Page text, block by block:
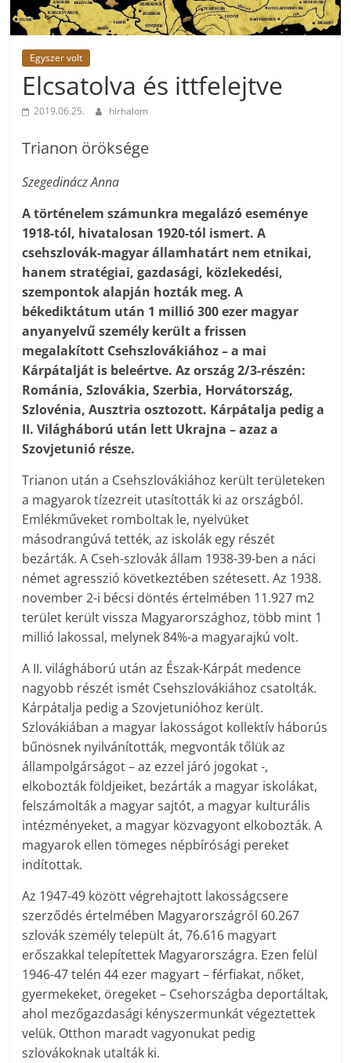
Egyszer volt
Elcsatolva és ittfelejtve
2019.06.25. hirhalom
Trianon öröksége
Szegedinácz Anna
A történelem számunkra megalázó eseménye
1918-tól, hivatalosan 1920-tól ismert. A
csehszlovák-magyar államhatárt nem etnikai,
hanem stratégiai, gazdasági, közlekedési,
szempontok alapján hozták meg. A
békediktátum után 1 millió 300 ezer magyar
anyanyelvű személy került a frissen
megalakított Csehszlovákiához – a mai
Kárpátalját is beleértve. Az ország 2/3-részén:
Románia, Szlovákia, Szerbia, Horvátország,
Szlovénia, Ausztria osztozott. Kárpátalja pedig a
II. Világháború után lett Ukrajna – azaz a
Szovjetunió része.
Trianon után a Csehszlovákiához került területeken
a magyarok tízezreit utasították ki az országból.
Emlékműveket romboltak le, nyelvüket
másodrangúvá tették, az iskolák egy részét
bezárták. A Cseh-szlovák állam 1938-39-ben a náci
német agresszió következtében szétesett. Az 1938.
november 2-i bécsi döntés értelmében 11.927 m2
terület került vissza Magyarországhoz, több mint 1
millió lakossal, melynek 84%-a magyarajkú volt.
A II. világháború után az Észak-Kárpát medence
nagyobb részét ismét Csehszlovákiához csatolták.
Kárpátalja pedig a Szovjetunióhoz került.
Szlovákiában a magyar lakosságot kol­lektív háborús
bűnösnek nyilvánították, megvonták tőlük az
állampolgárságot – az ezzel járó jogokat -,
elkobozták földjeiket, bezárták a magyar iskolákat,
felszámolták a magyar sajtót, a magyar kulturális
intézményeket, a magyar közvagyont elkobozták. A
magyarok ellen tömeges népbírósági pereket
indítottak.
Az 1947-49 között végrehajtott lakosságcsere
szerződés értelmében Magyarországról 60.267
szlovák személy települt át, 76.616 magyart
erőszakkal telepítettek Magyarországra. Ezen felül
1946-47 telén 44 ezer magyart – férfiakat, nőket,
gyermekeket, öregeket – Csehországba deportáltak,
ahol mezőgazdasági kényszermunkát végeztettek
velük. Otthon maradt vagyonukat pedig
szlovákoknak utalták ki.